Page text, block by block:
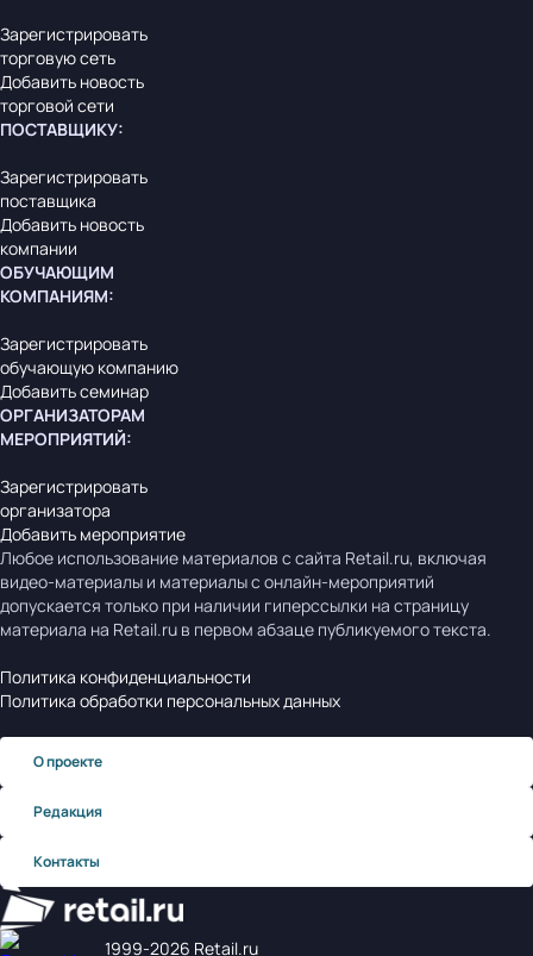
Зарегистрировать
торговую сеть
Добавить новость
торговой сети
ПОСТАВЩИКУ:
Зарегистрировать
поставщика
Добавить новость
компании
ОБУЧАЮЩИМ
КОМПАНИЯМ:
Зарегистрировать
обучающую компанию
Добавить семинар
ОРГАНИЗАТОРАМ
МЕРОПРИЯТИЙ:
Зарегистрировать
организатора
Добавить мероприятие
Любое использование материалов с сайта Retail.ru, включая
видео-материалы и материалы с онлайн-мероприятий
допускается только при наличии гиперссылки на страницу
материала на Retail.ru в первом абзаце публикуемого текста.
Политика конфиденциальности
Политика обработки персональных данных
О проекте
Редакция
Контакты
1999‑2026 Retail.ru